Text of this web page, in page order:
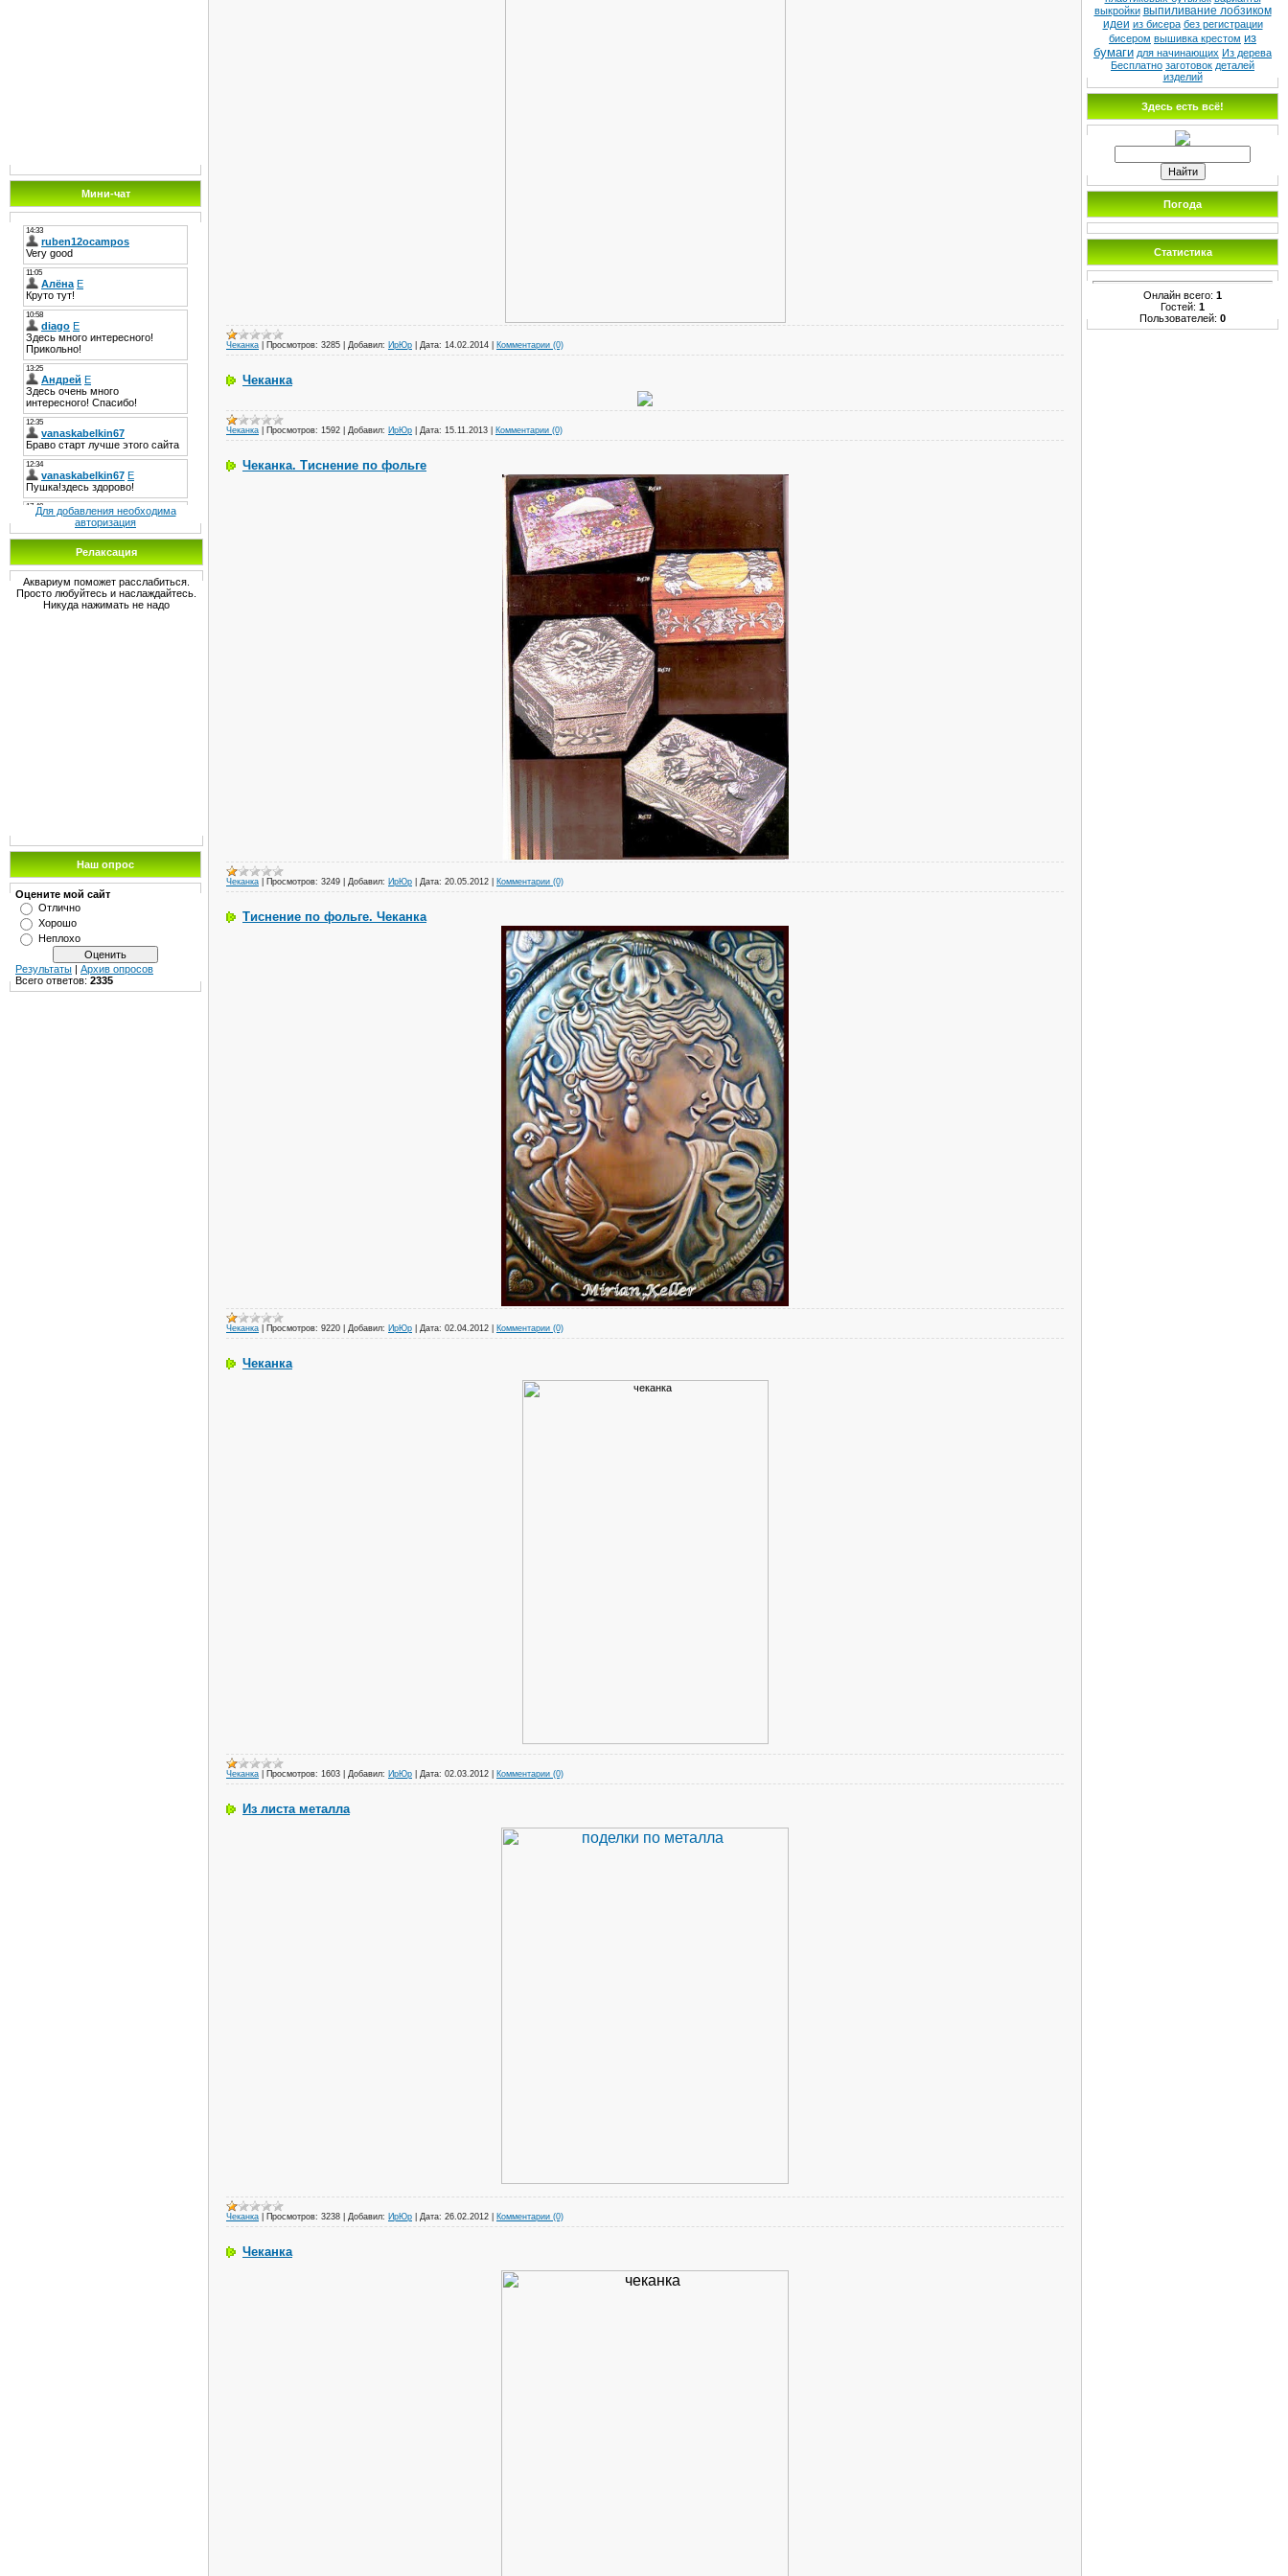
Мини-чат
Для добавления необходима
авторизация
Релаксация
Аквариум поможет расслабиться.
Просто любуйтесь и наслаждайтесь.
Никуда нажимать не надо
Наш опрос
Оцените мой сайт
Отлично
Хорошо
Неплохо
Результаты | Архив опросов
Всего ответов: 2335
Чеканка Просмотров: 3285 Добавил: ИрЮр Дата: 14.02.2014 Комментарии (0)
Чеканка
Чеканка Просмотров: 1592 Добавил: ИрЮр Дата: 15.11.2013 Комментарии (0)
Чеканка. Тиснение по фольге
Чеканка Просмотров: 3249 Добавил: ИрЮр Дата: 20.05.2012 Комментарии (0)
Тиснение по фольге. Чеканка
Чеканка Просмотров: 9220 Добавил: ИрЮр Дата: 02.04.2012 Комментарии (0)
Чеканка
Чеканка Просмотров: 1603 Добавил: ИрЮр Дата: 02.03.2012 Комментарии (0)
Из листа металла
Чеканка Просмотров: 3238 Добавил: ИрЮр Дата: 26.02.2012 Комментарии (0)
Чеканка
выкройки выпиливание лобзиком
идеи из бисера без регистрации
бисером вышивка крестом из
бумаги для начинающих Из дерева
Бесплатно заготовок деталей
изделий
Здесь есть всё!
Погода
Статистика
Онлайн всего: 1
Гостей: 1
Пользователей: 0